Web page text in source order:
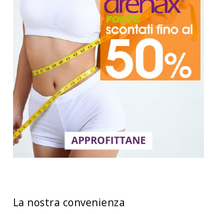
La nostra convenienza